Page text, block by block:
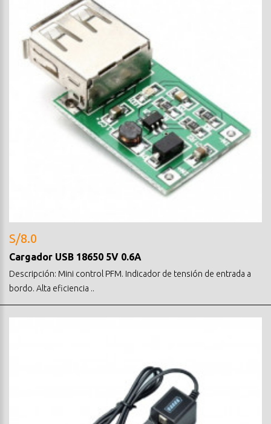
S/8.0
Cargador USB 18650 5V 0.6A
Descripción: Mini control PFM. Indicador de tensión de entrada a
bordo. Alta eficiencia ..